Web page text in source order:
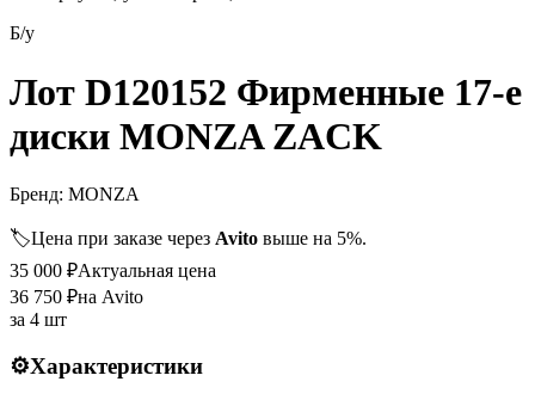
Б/у
Лот D120152 Фирменные 17-е
диски MONZA ZACK
Бренд: MONZA
🏷️Цена при заказе через Avito выше на 5%.
35 000 ₽Актуальная цена
36 750 ₽на Avito
за 4 шт
⚙️Характеристики